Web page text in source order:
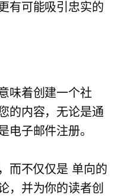
有可能吸引忠实的
味着创建一个社
的内容，无论是通
电子邮件注册。
而不仅仅是 单向的
，并为你的读者创